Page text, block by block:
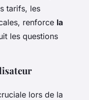
tarifs, les
renforce la
les questions
lors de la